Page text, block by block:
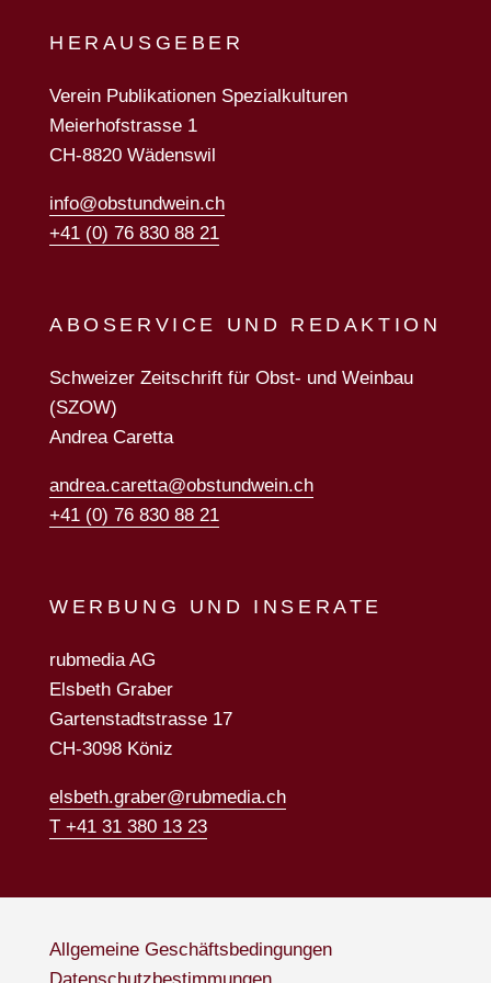
HERAUSGEBER
Verein Publikationen Spezialkulturen
Meierhofstrasse 1
CH-8820 Wädenswil
info@obstundwein.ch
+41 (0) 76 830 88 21
ABOSERVICE UND REDAKTION
Schweizer Zeitschrift für Obst- und Weinbau
(SZOW)
Andrea Caretta
andrea.caretta@obstundwein.ch
+41 (0) 76 830 88 21
WERBUNG UND INSERATE
rubmedia AG
Elsbeth Graber
Gartenstadtstrasse 17
CH-3098 Köniz
elsbeth.graber@rubmedia.ch
T +41 31 380 13 23
Allgemeine Geschäftsbedingungen